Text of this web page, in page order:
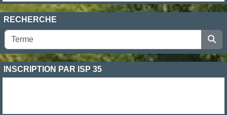
RECHERCHE
INSCRIPTION PAR ISP 35